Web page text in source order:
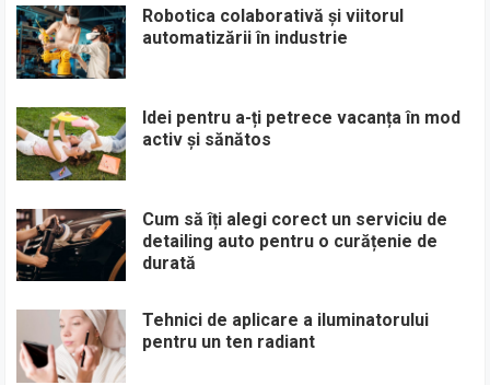
Robotica colaborativă și viitorul
automatizării în industrie
Idei pentru a-ți petrece vacanța în mod
activ și sănătos
Cum să îți alegi corect un serviciu de
detailing auto pentru o curățenie de
durată
Tehnici de aplicare a iluminatorului
pentru un ten radiant